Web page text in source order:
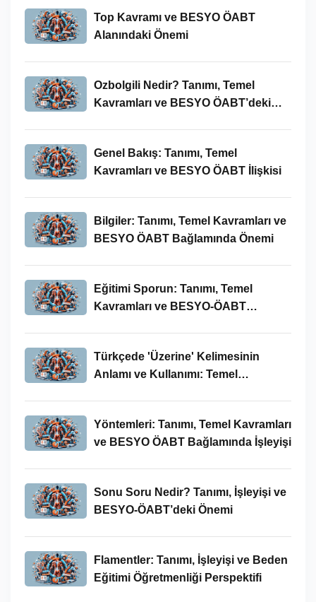
Top Kavramı ve BESYO ÖABT
Alanındaki Önemi
Ozbolgili Nedir? Tanımı, Temel
Kavramları ve BESYO ÖABT’deki
Genel Bakış: Tanımı, Temel
Kavramları ve BESYO ÖABT İlişkisi
Bilgiler: Tanımı, Temel Kavramları ve
BESYO ÖABT Bağlamında Önemi
Eğitimi Sporun: Tanımı, Temel
Kavramları ve BESYO-ÖABT
Türkçede 'Üzerine' Kelimesinin
Anlamı ve Kullanımı: Temel
Yöntemleri: Tanımı, Temel Kavramları
ve BESYO ÖABT Bağlamında İşleyişi
Sonu Soru Nedir? Tanımı, İşleyişi ve
BESYO-ÖABT’deki Önemi
Flamentler: Tanımı, İşleyişi ve Beden
Eğitimi Öğretmenliği Perspektifi